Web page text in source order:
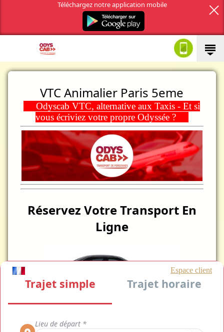
Téléchargez notre application mobile
VTC Animalier Paris 5eme
Odyscab VTC, alternative aux Taxis - Et si
vous écriviez votre propre Odyssée ?
Réservez Votre Transport En
Ligne